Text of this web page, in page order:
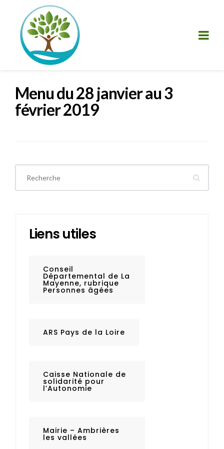
Menu du 28 janvier au 3
février 2019
Liens utiles
Conseil
Départemental de La
Mayenne, rubrique
Personnes âgées
ARS Pays de la Loire
Caisse Nationale de
solidarité pour
l’Autonomie
Mairie – Ambrières
les vallées